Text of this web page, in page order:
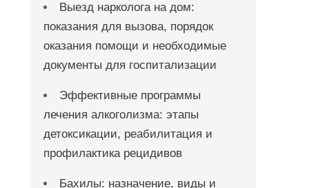
Выезд нарколога на дом:
показания для вызова, порядок
оказания помощи и необходимые
документы для госпитализации
Эффективные программы
лечения алкоголизма: этапы
детоксикации, реабилитация и
профилактика рецидивов
Бахилы: назначение, виды и